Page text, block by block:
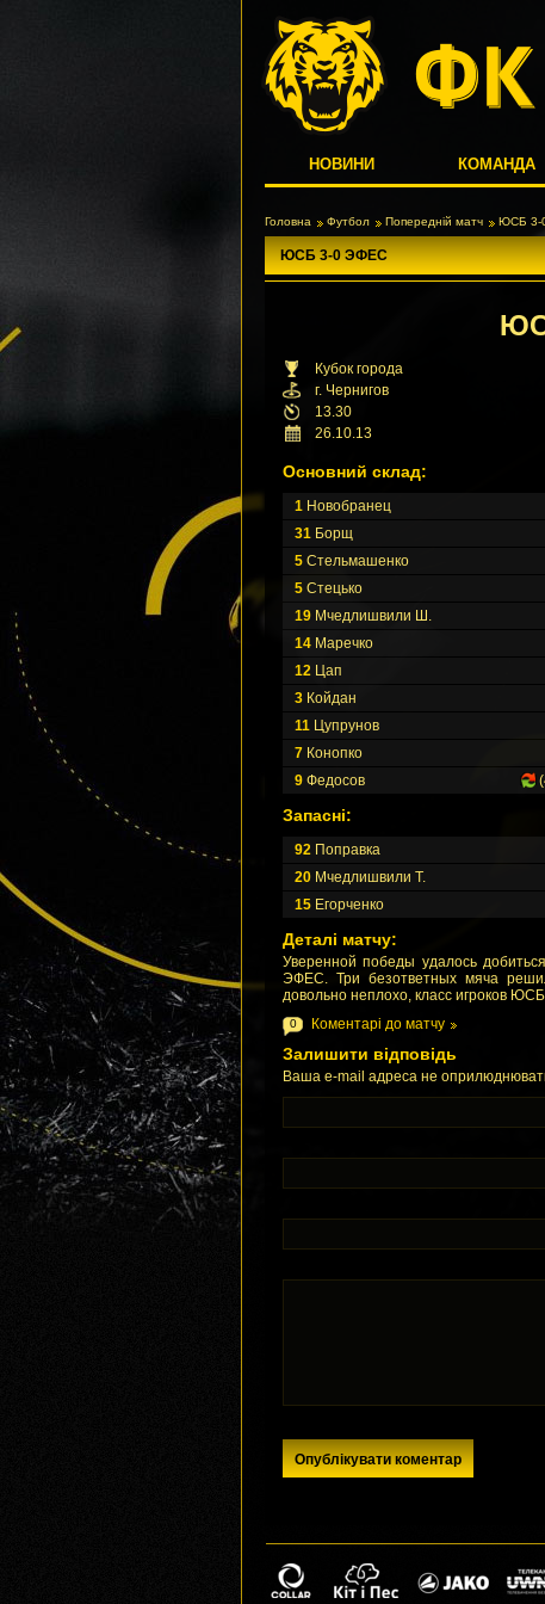
НОВИНИ КОМАНДА
Головна Футбол Попередній матч ЮСБ 3-
ЮСБ 3-0 ЭФЕС
Кубок города
г. Чернигов
13.30
26.10.13
Основний склад:
1 Новобранец
31 Борщ
5 Стельмашенко
5 Стецько
19 Мчедлишвили Ш.
14 Маречко
12 Цап
3 Койдан
11 Цупрунов
7 Конопко
9 Федосов
Запасні:
92 Поправка
20 Мчедлишвили Т.
15 Егорченко
Деталі матчу:
Уверенной победы удалось
ЭФЕС. Три безответных мяча
довольно неплохо, класс игроков
0 Коментарі до матчу
Залишити відповідь
Ваша e-mail адреса не